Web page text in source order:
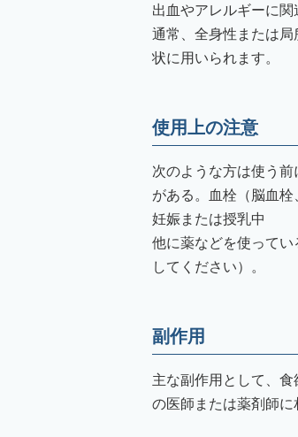
出血やアレルギーに
通常、全身性または
状に用いられます。
使用上の注意
次のような方は使う
がある。血栓（脳血
妊娠または授乳中
他に薬などを使って
してください）。
副作用
主な副作用として、
の医師または薬剤師に